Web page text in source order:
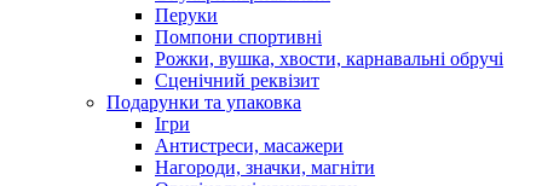
Перуки
Помпони спортивні
Рожки, вушка, хвости, карнавальні обручі
Сценічний реквізит
Подарунки та упаковка
Ігри
Антистреси, масажери
Нагороди, значки, магніти